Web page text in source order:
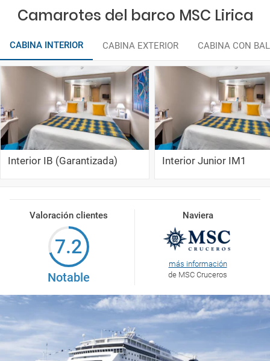
Camarotes del barco MSC Lirica
CABINA INTERIOR CABINA EXTERIOR CABINA CON
Interior IB (Garantizada) Interior Junior IM1
Valoración clientes
7.2
Notable
Naviera
más información
de MSC Cruceros